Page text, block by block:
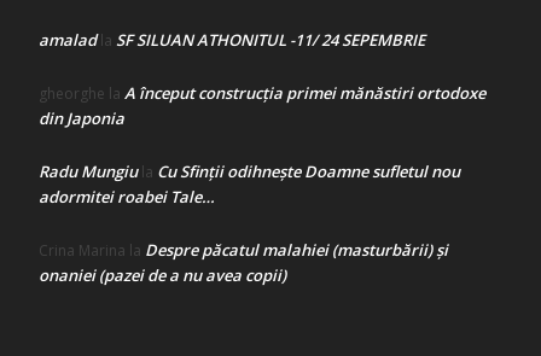
amaladla SF SILUAN ATHONITUL -11/ 24 SEPEMBRIE
gheorghe la A început construcţia primei mănăstiri ortodoxe
din Japonia
Radu Mungiula Cu Sfinții odihnește Doamne sufletul nou
adormitei roabei Tale…
Crina Marina la Despre păcatul malahiei (masturbării) şi
onaniei (pazei de a nu avea copii)